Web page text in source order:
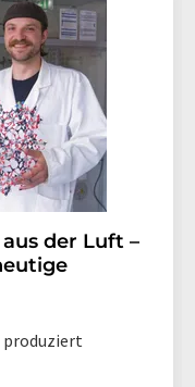
der Luft –
produziert